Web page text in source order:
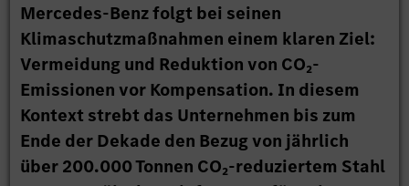
Mercedes-Benz folgt bei seinen
Klimaschutzmaßnahmen einem klaren Ziel:
Vermeidung und Reduktion von CO₂-
Emissionen vor Kompensation. In diesem
Kontext strebt das Unternehmen bis zum
Ende der Dekade den Bezug von jährlich
über 200.000 Tonnen CO₂-reduziertem Stahl